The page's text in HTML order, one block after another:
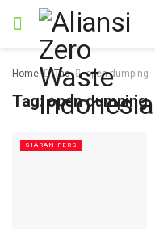
Home Tag open dumping
Tag:open dumping
SIARAN PERS